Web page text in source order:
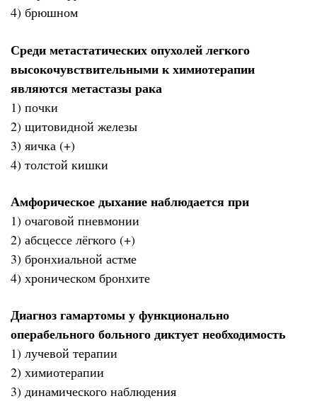
4) брюшном
Среди метастатических опухолей легкого
высокочувствительными к химиотерапии
являются метастазы рака
1) почки
2) щитовидной железы
3) яичка (+)
4) толстой кишки
Амфорическое дыхание наблюдается при
1) очаговой пневмонии
2) абсцессе лёгкого (+)
3) бронхиальной астме
4) хроническом бронхите
Диагноз гамартомы у функционально
операбельного больного диктует необходимость
1) лучевой терапии
2) химиотерапии
3) динамического наблюдения